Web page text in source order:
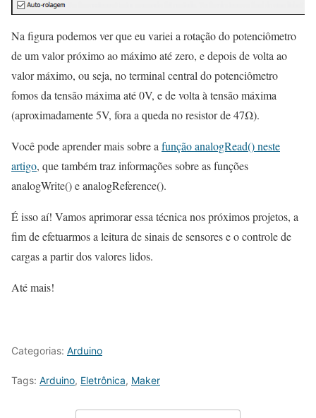
Na figura podemos ver que eu variei a rotação do potenciômetro
de um valor próximo ao máximo até zero, e depois de volta ao
valor máximo, ou seja, no terminal central do potenciômetro
fomos da tensão máxima até 0V, e de volta à tensão máxima
(aproximadamente 5V, fora a queda no resistor de 47Ω).
Você pode aprender mais sobre a função analogRead() neste
artigo, que também traz informações sobre as funções
analogWrite() e analogReference().
É isso aí! Vamos aprimorar essa técnica nos próximos projetos, a
fim de efetuarmos a leitura de sinais de sensores e o controle de
cargas a partir dos valores lidos.
Até mais!
Categorias: Arduino
Tags: Arduino, Eletrônica, Maker